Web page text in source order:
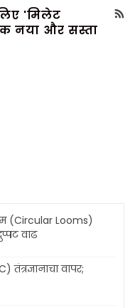
लिए 'मिलेट
नया और सस्ता
(Circular Looms)
वाढ
वापर;